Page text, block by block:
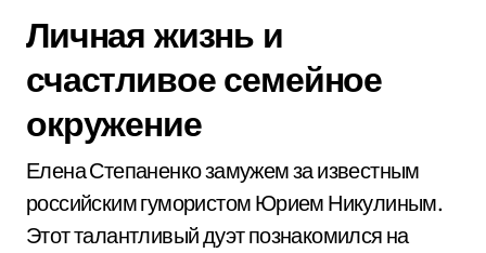
Личная жизнь и
счастливое семейное
окружение
Елена Степаненко замужем за известным
российским гумористом Юрием Никулиным.
Этот талантливый дуэт познакомился на